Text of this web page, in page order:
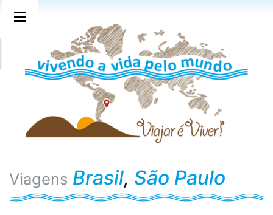
Viagens Brasil, São Paulo